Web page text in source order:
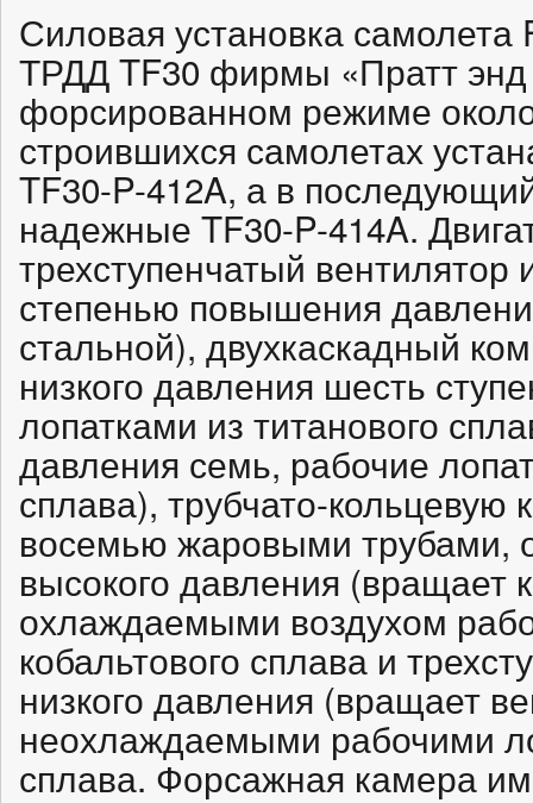
Силовая установка самолета
ТРДД TF30 фирмы «Пратт энд
форсированном режиме
строившихся самолетах
TF30-P-412A, а в
надежные TF30-P-414A.
трехступенчатый вентилятор
степенью повышения
стальной), двухкаскадный
низкого давления шесть
лопатками из титанового
давления семь, рабочие
сплава), трубчато-кольцевую
восемью жаровыми трубами,
высокого давления (вращает
охлаждаемыми воздухом
кобальтового сплава и
низкого давления (вращает
неохлаждаемыми рабочими
сплава. Форсажная камера